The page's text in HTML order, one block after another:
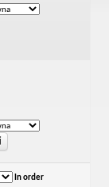
In order